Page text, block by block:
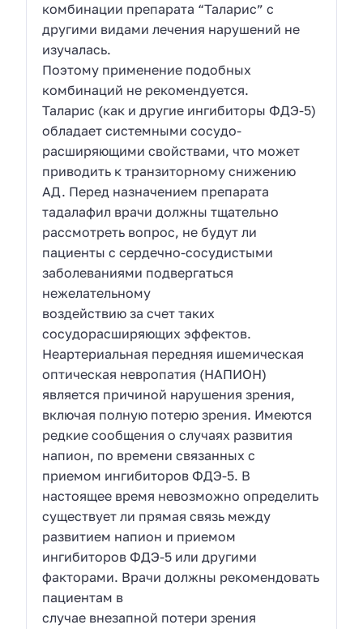
комбинации препарата “Таларис” с
другими видами лечения нарушений не
изучалась.
Поэтому применение подобных
комбинаций не рекомендуется.
Таларис (как и другие ингибиторы ФДЭ-5)
обладает системными сосудо-
расширяющими свойствами, что может
приводить к транзиторному снижению
АД. Перед назначением препарата
тадалафил врачи должны тщательно
рассмотреть вопрос, не будут ли
пациенты с сердечно-сосудистыми
заболеваниями подвергаться
нежелательному
воздействию за счет таких
сосудорасширяющих эффектов.
Неартериальная передняя ишемическая
оптическая невропатия (НАПИОН)
является причиной нарушения зрения,
включая полную потерю зрения. Имеются
редкие сообщения о случаях развития
напион, по времени связанных с
приемом ингибиторов ФДЭ-5. В
настоящее время невозможно определить
существует ли прямая связь между
развитием напион и приемом
ингибиторов ФДЭ-5 или другими
факторами. Врачи должны рекомендовать
пациентам в
случае внезапной потери зрения